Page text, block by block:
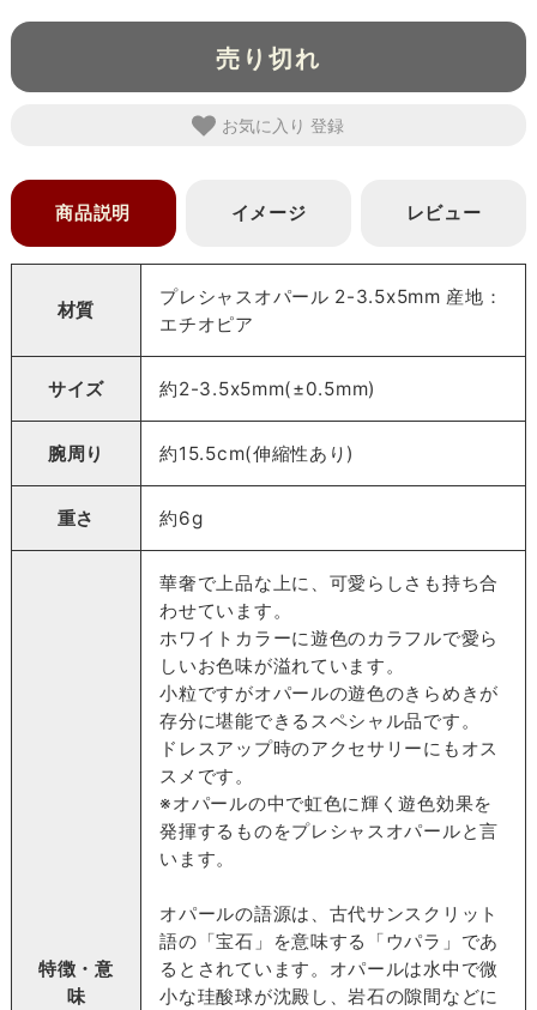
売り切れ
お気に入り
商品説明 イメージ レビュー
材質
プレシャスオパール 2-3.5x5mm 産地：
エチオピア
サイズ 約2-3.5x5mm(±0.5mm)
腕周り 約15.5cm(伸縮性あり)
重さ 約6g
特徴・意
味
華奢で上品な上に、可愛らしさも持ち合
わせています。
ホワイトカラーに遊色のカラフルで愛ら
しいお色味が溢れています。
小粒ですがオパールの遊色のきらめきが
存分に堪能できるスペシャル品です。
ドレスアップ時のアクセサリーにもオス
スメです。
※オパールの中で虹色に輝く遊色効果を
発揮するものをプレシャスオパールと言
います。
オパールの語源は、古代サンスクリット
語の「宝石」を意味する「ウパラ」であ
るとされています。オパールは水中で微
小な珪酸球が沈殿し、岩石の隙間などに